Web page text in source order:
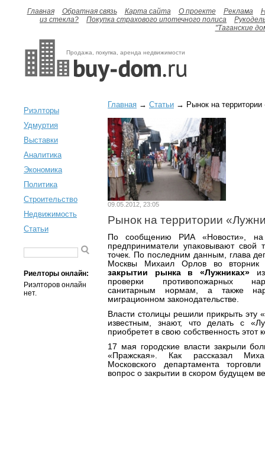
Главная Обратная связь Карта сайта О проекте Реклама
из стекла?
Покупка страхового ипотечного полиса
"Таганские
Продажа, покупка, аренда недвижимости
Риэлторы
Удмуртия
Выставки
Аналитика
Экономика
Политика
Строительство
Недвижимость
Статьи
Риелторы онлайн:
Риэлторов онлайн
нет.
Главная → Статьи → Рынок на территории
09.05.2012, 23:05
Рынок на территории
По сообщению РИА «Новости», на
предприниматели упаковывают свой
точек. По последним данным, глава
Москвы Михаил Орлов во
закрытии рынка в «Лужниках»
проверки противопожарных
санитарным нормам, а также
миграционном законодательстве.
Власти столицы решили прикрыть эту
известным, знают, что делать с
приобретет в свою собственность этот
17 мая городские власти закрыли
«Пражская». Как рассказал
Московского департамента
вопрос о закрытии в скором будущем